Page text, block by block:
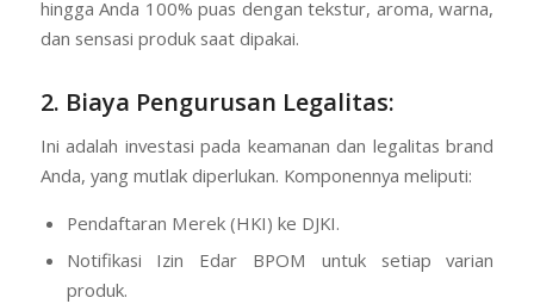
hingga Anda 100% puas dengan tekstur, aroma, warna,
dan sensasi produk saat dipakai.
2. Biaya Pengurusan Legalitas:
Ini adalah investasi pada keamanan dan legalitas brand
Anda, yang mutlak diperlukan. Komponennya meliputi:
Pendaftaran Merek (HKI) ke DJKI.
Notifikasi Izin Edar BPOM untuk setiap varian
produk.